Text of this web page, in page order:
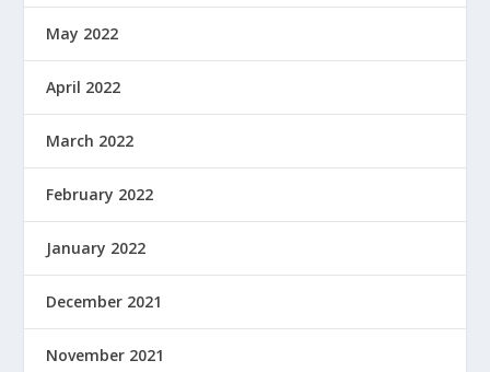
May 2022
April 2022
March 2022
February 2022
January 2022
December 2021
November 2021